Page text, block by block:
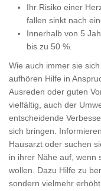
Ihr Risiko einer
fallen sinkt nach
Innerhalb von 5
bis zu 50 %.
Wie auch immer sie
aufhören Hilfe in
Ausreden oder guten
vielfältig, auch der
entscheidende
sich bringen.
Hausarzt oder suchen
in ihrer Nähe auf, wenn
wollen. Dazu Hilfe zu
sondern vielmehr